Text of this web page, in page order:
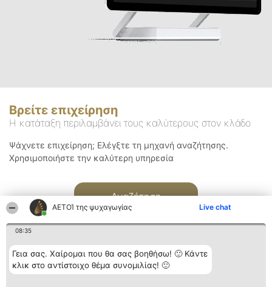
ΑΕΤΟΊ της ψυχαγωγίας Live chat
08:35
Γεια σας. Χαίρομαι που θα σας βοηθήσω! 🙂 Κάντε
κλικ στο αντίστοιχο θέμα συνομιλίας! 🙂
Βρείτε επιχείρηση
Η κατάταξη περιλαμβάνει τους καλύτερους στον κλάδο
Ψάχνετε επιχείρηση; Ελέγξτε τη μηχανή αναζήτησης.
Χρησιμοποιήστε την καλύτερη υπηρεσία
Αναζήτηση